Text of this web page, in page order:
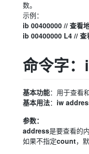
数。
示例：
ib 00400000 // 查看
ib 00400000 L4 // 查
命令字
基本功能：用于查看
基本用法： iw
参数：
address是要查看的
如果不指定count，